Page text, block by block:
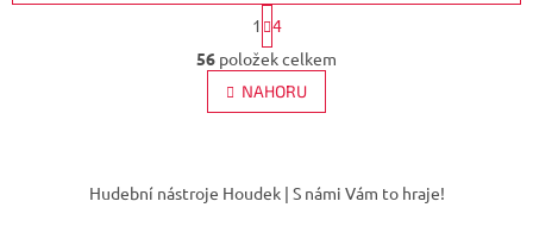
O
v
l
á
c
í
S
t
r
á
n
k
n
1
4
56 položek celkem
NAHORU
Hudební nástroje Houdek | S námi Vám to hraje!